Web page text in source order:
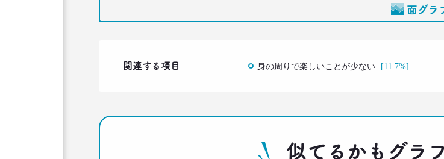
面グラ
関連する項目 身の周りで楽しいことが少ない [11.7%]
似てるかもグラ